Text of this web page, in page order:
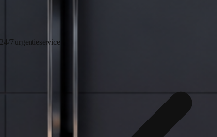
24/7 urgentieservice